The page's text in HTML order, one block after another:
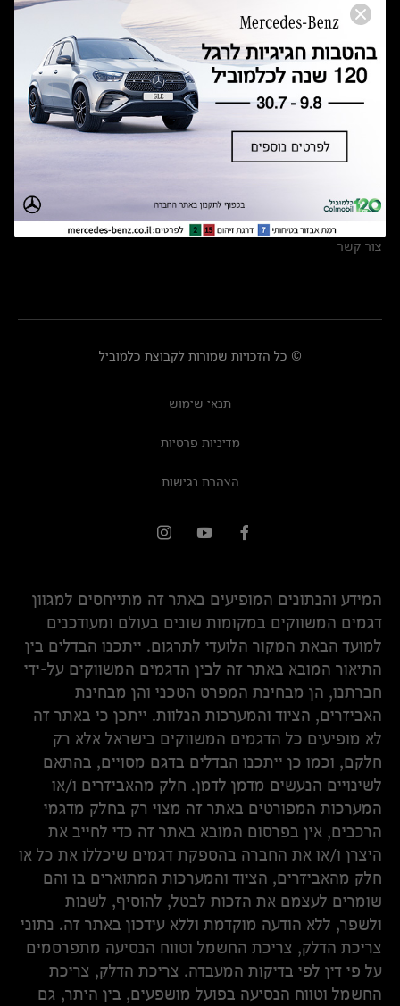
הודעה על הטבות לרכבי מרצדס בהסדר פשרה בתצ 56447-02-19
תקנון ימי מכירות 120 לכלמוביל
מצאו אותנו
אולמות תצוגה
מרכזי שירות
צור קשר
© כל הזכויות שמורות לקבוצת כלמוביל
תנאי שימוש
מדיניות פרטיות
הצהרת נגישות
המידע והנתונים המופיעים באתר זה מתייחסים למגוון
דגמים המשווקים במקומות שונים בעולם ומעודכנים
למועד הבאת המקור הלועדי לתרגום. ייתכנו הבדלים בין
התיאור המובא באתר זה לבין הדגמים המשווקים על-ידי
חברתנו, הן מבחינת המפרט הטכני והן מבחינת
האביזרים, הציוד והמערכות הנלוות. ייתכן כי באתר זה
לא מופיעים כל הדגמים המשווקים בישראל אלא רק
חלקם, וכמו כן ייתכנו הבדלים בדגם מסויים, בהתאם
לשינויים הנעשים מדמן לדמן. חלק מהאביזרים ו/או
המערכות המפורטים באתר זה מצוי רק בחלק מדגמי
הרכבים, אין בפרסום המובא באתר זה כדי לחייב את
היצרן ו/או את החברה בהספקת דגמים שיכללו את כל או
חלק מהאביזרים, הציוד והמערכות המתוארים בו והם
שומרים לעצמם את הזכות לבטל, להוסיף, לשנות
ולשפר, ללא הודעה מוקדמת וללא עידכון באתר זה. נתוני
צריכת הדלק, צריכת החשמל וטווח הנסיעה מתפרסמים
על פי דין לפי בדיקות המעבדה. צריכת הדלק, צריכת
החשמל וטווח הנסיעה בפועל מושפעים, בין היתר, גם